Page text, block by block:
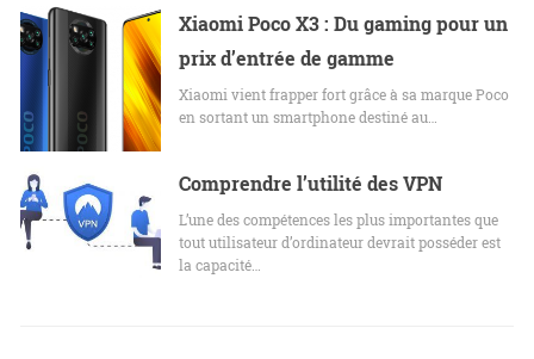
Xiaomi Poco X3 : Du gaming pour un
prix d’entrée de gamme
Xiaomi vient frapper fort grâce à sa marque Poco
en sortant un smartphone destiné au…
Comprendre l’utilité des VPN
L’une des compétences les plus importantes que
tout utilisateur d’ordinateur devrait posséder est
la capacité…